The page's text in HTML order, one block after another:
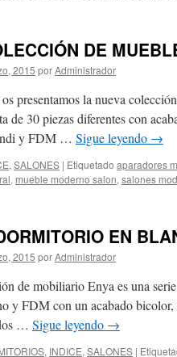
DE
2015 porAdministrador
presentamos la nueva
de 30 piezas diferentes con
y FDM … Sigue leyendo →
, SALONES | Etiquetado aparadores
, mueble moderno salon, salones
EN
2015 porAdministrador
de mobiliario Enya es una
y FDM con un acabado
… Sigue leyendo →
, INDICE, SALONES |